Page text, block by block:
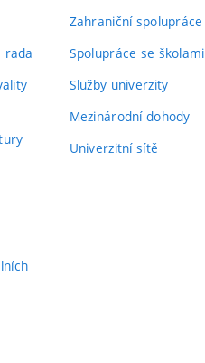
rada
Zahraniční spolupráce
Spolupráce se školami
Služby univerzity
Mezinárodní dohody
Univerzitní sítě